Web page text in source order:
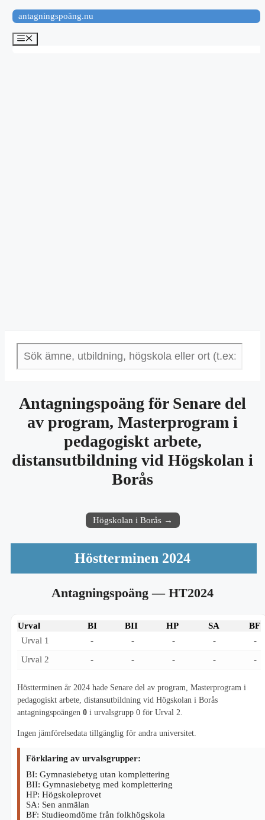
Hoppa
till
innehåll
antagningspoäng.nu
Meny
Antagningspoäng för Senare del
av program, Masterprogram i
pedagogiskt arbete,
distansutbildning vid Högskolan i
Borås
Högskolan i Borås →
Höstterminen 2024
Antagningspoäng— HT2024
Urval BI BII HP SA
BF
Urval 1
- - - -
-
Urval 2
- - - - -
Höstterminen år 2024 hade Senare del av program, Masterprogram i
pedagogiskt arbete, distansutbildning vid Högskolan i Borås
antagningspoängen 0 i urvalsgrupp 0 för Urval 2.
Ingen jämförelsedata tillgänglig för andra universitet.
Förklaring av urvalsgrupper:
BI: Gymnasiebetyg utan komplettering
BII: Gymnasiebetyg med komplettering
HP: Högskoleprovet
SA: Sen anmälan
BF: Studieomdöme från folkhögskola